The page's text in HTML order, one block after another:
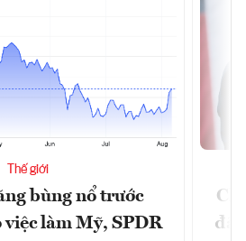
Thế giới
bùng nổ trước
việc làm Mỹ, SPDR
đã